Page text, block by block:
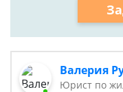
Валерия
Юрист по